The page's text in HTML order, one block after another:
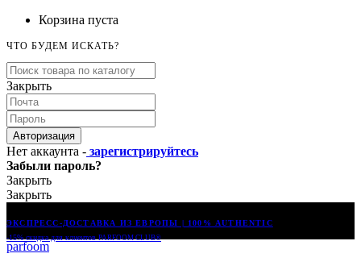
Корзина пуста
ЧТО БУДЕМ ИСКАТЬ?
Закрыть
Авторизация
Нет аккаунта - зарегистрируйтесь
Забыли пароль?
Закрыть
Закрыть
ЭКСПРЕСС-ДОСТАВКА ИЗ ЕВРОПЫ | 100% AUTHENTIC
-15% скидка для клиентов PARFOOM CLUB®
parfoom